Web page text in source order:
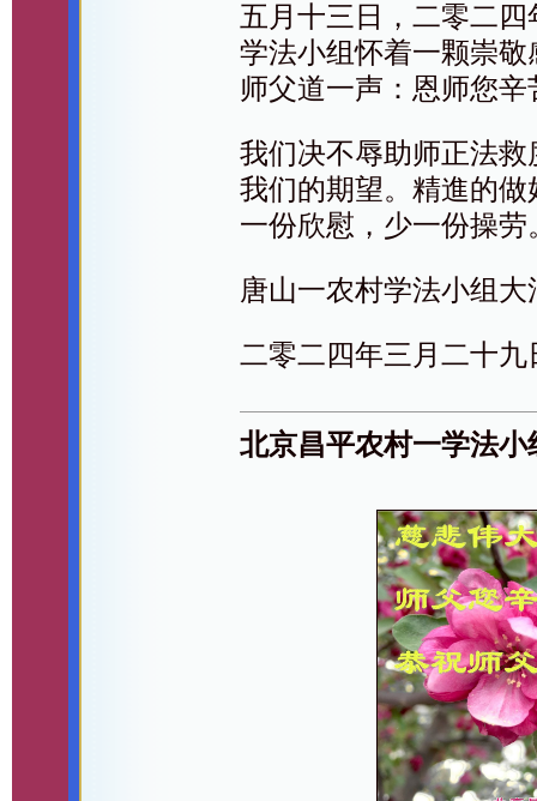
五月十三日，二零二
学法小组怀着一颗崇
师父道一声：恩师您
我们决不辱助师正法
我们的期望。精進的
一份欣慰，少一份操劳
唐山一农村学法小组
二零二四年三月二十九
北京昌平农村一学法